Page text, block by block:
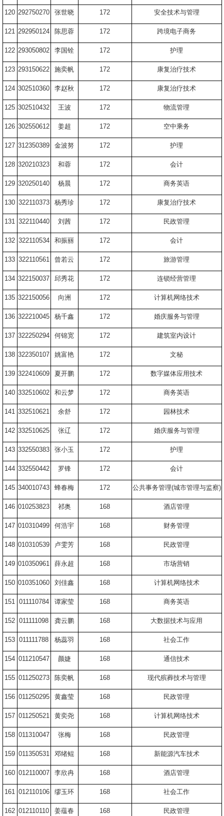
120 292750270 张世晓 172 安全技术与管理
121 292950124 陈思蓉 172 跨境电子商务
122 293050802 李国铨 172 护理
123 293150622 施奕帆 172 康复治疗技术
124 302510360 李赵秋 172 康复治疗技术
125 302510432 王波 172 物流管理
126 302550612 姜超 172 空中乘务
127 312350389 金波努 172 护理
128 320210323 和蓉 172 会计
129 320250140 杨晨 172 商务英语
130 322110373 杨秀珍 172 康复治疗技术
131 322110440 刘茜 172 民政管理
132 322110534 和振丽 172 会计
133 322110561 曾若云 172 旅游管理
134 322150037 邱秀花 172 连锁经营管理
135 322150056 向洲 172 计算机网络技术
136 322210045 杨千鑫 172 婚庆服务与管理
137 322250294 何锦宽 172 建筑室内设计
138 322350107 姚富艳 172 文秘
139 322410609 夏开鹏 172 数字媒体应用技术
140 332510602 和云梦 172 商务英语
141 332510621 余舒 172 园林技术
142 332510625 张辽 172 婚庆服务与管理
143 332550383 张小玉 172 护理
144 332550442 罗锋 172 会计
145 340010743 蜂春梅 172 公共事务管理(城市管理与监察)
146 010253823 祁奥 168 酒店管理
147 010310499 何浩宇 168 财务管理
148 010310539 卢雯芳 168 民政管理
149 010350961 薛永超 168 市场营销
150 010351060 刘佳鑫 168 计算机网络技术
151 011110784 谭家莹 168 商务英语
152 011111098 龚云鹏 168 大数据技术与应用
153 011111788 杨蕊羽 168 社会工作
154 011210547 颜婕 168 通信技术
155 011250273 陈奕帆 168 现代殡葬技术与管理
156 011250295 黄鑫莹 168 民政管理
157 011250521 黄奕尧 168 计算机网络技术
158 011310047 张梅 168 民政管理
159 011350531 邓绪鲲 168 新能源汽车技术
160 012110007 李欣冉 168 酒店管理
161 012110106 缪玉环 168 社会工作
162 012110110 姜蕴春 168 民政管理